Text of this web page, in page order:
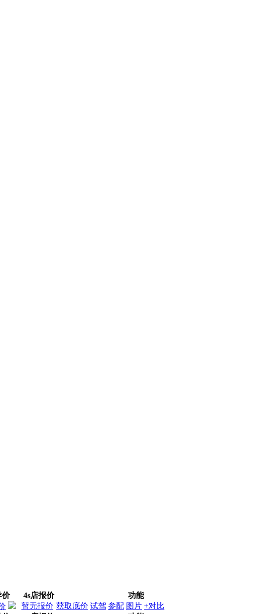
价 4s店报价
功能
暂无报价 获取底价 试驾 参配 图片 +对比